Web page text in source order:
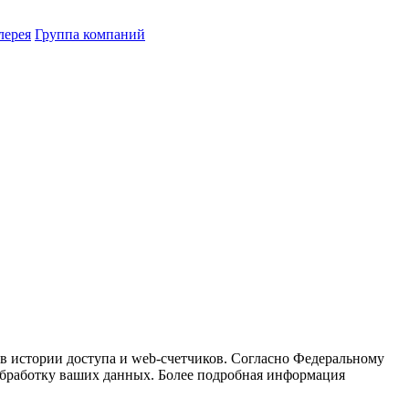
Группа компаний
доступа и web-счетчиков. Согласно Федеральному
ваших данных. Более подробная информация